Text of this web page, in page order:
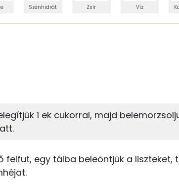
Szénhidrát Zsír Víz
Fehérje
Szénhidrát
Zsír
Foszfor
1 ek cukorral, majd
felfut, egy tálba beleöntjük a